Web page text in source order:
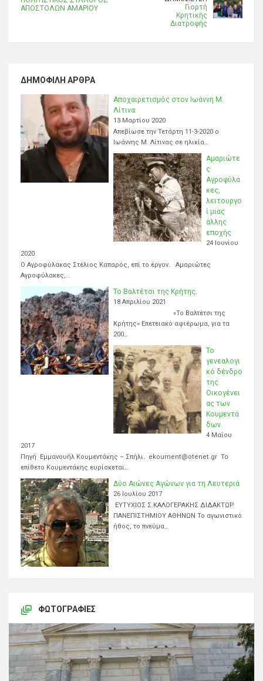
ΑΠΟΣΤΟΛΩΝ ΑΜΑΡΙΟΥ
Γιορτή
Κρητικής
Διατροφής
ΔΗΜΟΦΙΛΉ ΆΡΘΡΑ
Αποχαιρετισμός στον Ιωάννη Μ.
Λίτινα
13 Μαρτίου 2020
Απεβίωσε την Τετάρτη 11-3-2020 ο
Ιωάννης Μ. Λίτινας σε ηλικία…
Αμαριώτε
ς
Αγροφύλα
κες,
λειτουργο
ί μιας
άλλης
εποχής
24 Ιουνίου
2020
Ο Αγροφύλακας Στέλιος Καπαρός, επί το έργον. Αμαριώτες
Αγροφύλακες,…
Το Βαλτέτσι της Κρήτης.
18 Απριλίου 2021
«Το Βαλτέτσι της
Κρήτης» Επετειακό αφιέρωμα, για τα
200…
Το
γενεαλογι
κό δένδρο
της
Οικογένει
ας των
Κουμεντά
δων.
4 Μαΐου
2017
Πηγή Εμμανουήλ Κουμεντάκης – Σπήλι. ekoument@otenet.gr Το
επίθετο Κουμεντάκης ευρίσκεται…
Δύο Αιώνες Αγώνων για τη Λευτεριά
26 Ιουλίου 2017
ΕΥΤΥΧΙΟΣ Σ.ΚΑΛΟΓΕΡΑΚΗΣ ΔΙΔΑΚΤΩΡ
ΠΑΝΕΠΙΣΤΗΜΙΟΥ ΑΘΗΝΩΝ Το αγωνιστικό
ήθος, το πνεύμα…
ΦΩΤΟΓΡΑΦΊΕΣ